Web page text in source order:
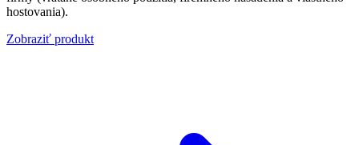
hostovania).
Zobraziť produkt